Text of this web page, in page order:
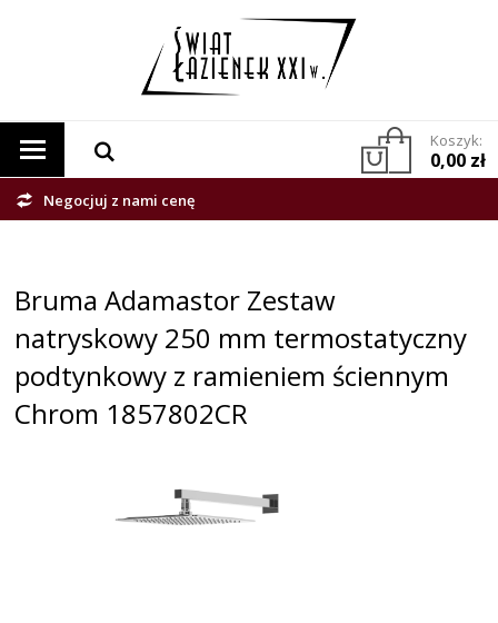
Koszyk:
0,00 zł
Negocjuj z nami cenę
Bruma Adamastor Zestaw
natryskowy 250 mm termostatyczny
podtynkowy z ramieniem ściennym
Chrom 1857802CR